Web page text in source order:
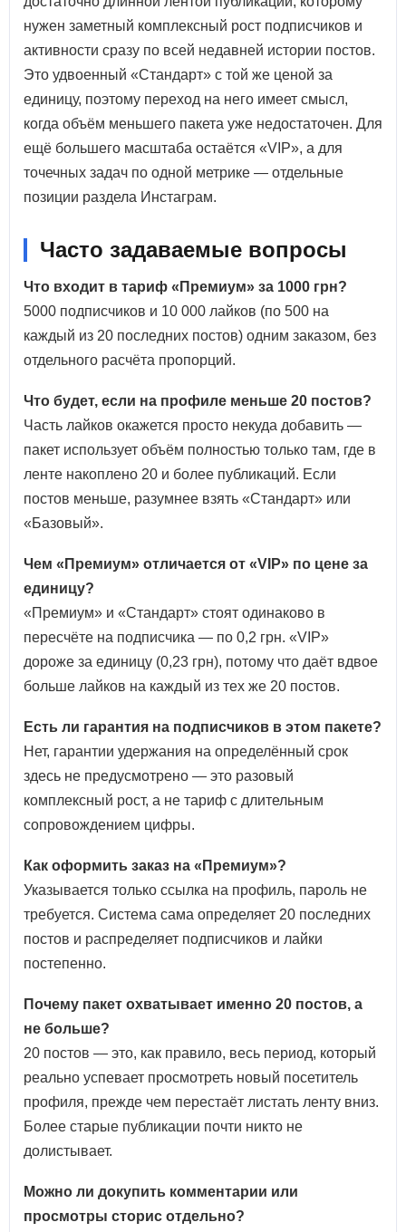
нужен заметный комплексный рост подписчиков и
активности сразу по всей недавней истории постов.
Это удвоенный «Стандарт» с той же ценой за
единицу, поэтому переход на него имеет смысл,
когда объём меньшего пакета уже недостаточен. Для
ещё большего масштаба остаётся «VIP», а для
точечных задач по одной метрике — отдельные
позиции раздела Инстаграм.
Часто задаваемые вопросы
Что входит в тариф «Премиум» за 1000 грн?
5000 подписчиков и 10 000 лайков (по 500 на
каждый из 20 последних постов) одним заказом, без
отдельного расчёта пропорций.
Что будет, если на профиле меньше 20 постов?
Часть лайков окажется просто некуда добавить —
пакет использует объём полностью только там, где в
ленте накоплено 20 и более публикаций. Если
постов меньше, разумнее взять «Стандарт» или
«Базовый».
Чем «Премиум» отличается от «VIP» по цене за
единицу?
«Премиум» и «Стандарт» стоят одинаково в
пересчёте на подписчика — по 0,2 грн. «VIP»
дороже за единицу (0,23 грн), потому что даёт вдвое
больше лайков на каждый из тех же 20 постов.
Есть ли гарантия на подписчиков в этом пакете?
Нет, гарантии удержания на определённый срок
здесь не предусмотрено — это разовый
комплексный рост, а не тариф с длительным
сопровождением цифры.
Как оформить заказ на «Премиум»?
Указывается только ссылка на профиль, пароль не
требуется. Система сама определяет 20 последних
постов и распределяет подписчиков и лайки
постепенно.
Почему пакет охватывает именно 20 постов, а
не больше?
20 постов — это, как правило, весь период, который
реально успевает просмотреть новый посетитель
профиля, прежде чем перестаёт листать ленту вниз.
Более старые публикации почти никто не
долистывает.
Можно ли докупить комментарии или
просмотры сторис отдельно?